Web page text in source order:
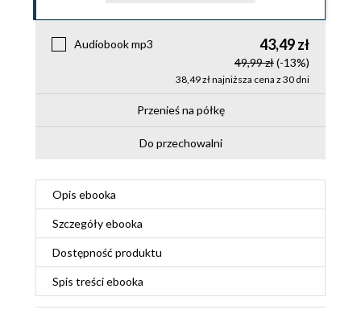
Audiobook mp3 43,49 zł
49,99 zł(-13%)
38,49 zł najniższa cena z 30 dni
Przenieś na półkę
Do przechowalni
Opis ebooka
Szczegółyebooka
Dostępność produktu
Spis treściebooka